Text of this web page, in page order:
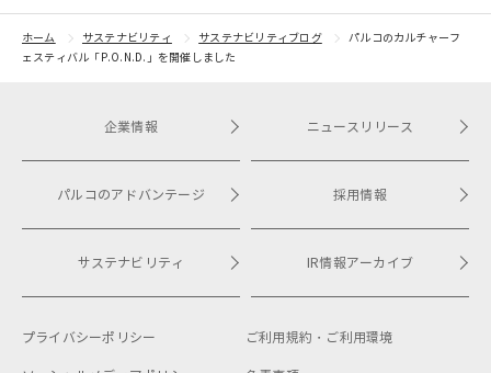
ホーム サステナビリティ サステナビリティブログ
パルコのカルチャーフ
ェスティバル「P.O.N.D.」を開催しました
企業情報
パルコのアドバンテージ
サステナビリティ
ニュースリリース
採用情報
IR情報アーカイブ
プライバシーポリシー ご利用規約・ ご利用環境